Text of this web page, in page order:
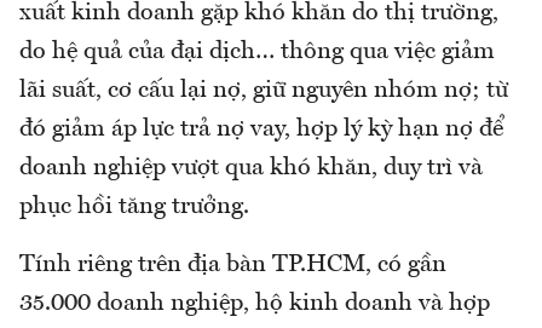
xuất kinh doanh gặp khó khăn do thị trường,
do hệ quả của đại dịch… thông qua việc giảm
lãi suất, cơ cấu lại nợ, giữ nguyên nhóm nợ; từ
đó giảm áp lực trả nợ vay, hợp lý kỳ hạn nợ để
doanh nghiệp vượt qua khó khăn, duy trì và
phục hồi tăng trưởng.
Tính riêng trên địa bàn TP.HCM, có gần
35.000 doanh nghiệp, hộ kinh doanh và hợp